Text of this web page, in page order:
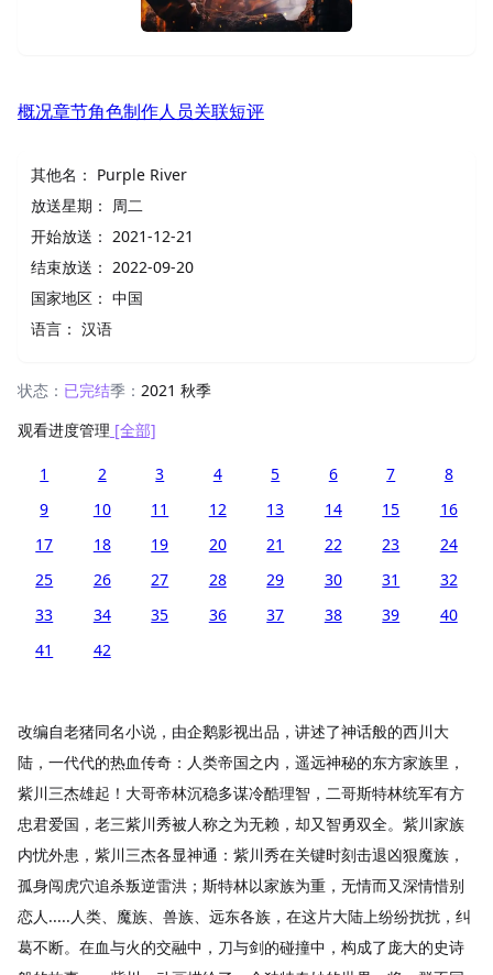
概况章节角色制作人员关联短评
其他名： Purple River
放送星期：
周二
开始放送： 2021-12-21
结束放送： 2022-09-20
国家地区： 中国
语言： 汉语
状态： 已完结季： 2021 秋季
观看进度管理 [全部]
1 2 3 4 5 6 7
8
9
10 11 12 13 14 15
16
17
18 19 20 21 22 23
24
25
26 27 28 29 30 31
32
33
34 35 36 37 38 39
40
41
42
改编自老猪同名小说，由企鹅影视出品，讲述了神话般的西川大
陆，一代代的热血传奇：人类帝国之内，遥远神秘的东方家族里，
紫川三杰雄起！大哥帝林沉稳多谋冷酷理智，二哥斯特林统军有方
忠君爱国，老三紫川秀被人称之为无赖，却又智勇双全。紫川家族
内忧外患，紫川三杰各显神通：紫川秀在关键时刻击退凶狠魔族，
孤身闯虎穴追杀叛逆雷洪；斯特林以家族为重，无情而又深情惜别
恋人.....人类、魔族、兽族、远东各族，在这片大陆上纷纷扰扰，纠
葛不断。在血与火的交融中，刀与剑的碰撞中，构成了庞大的史诗